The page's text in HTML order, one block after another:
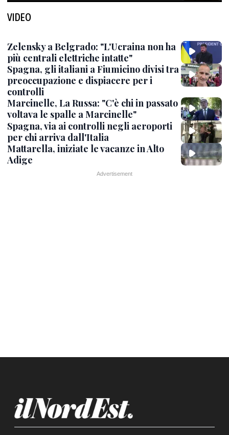
VIDEO
Zelensky a Belgrado: "L'Ucraina non ha
più centrali elettriche intatte"
Spagna, gli italiani a Fiumicino divisi tra
preoccupazione e dispiacere per i
controlli
Marcinelle, La Russa: "C'è chi in passato
voltava le spalle a Marcinelle"
Spagna, via ai controlli negli aeroporti
per chi arriva dall'Italia
Mattarella, iniziate le vacanze in Alto
Adige